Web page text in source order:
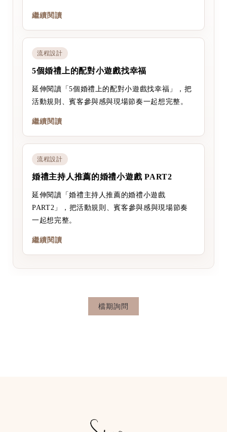
繼續閱讀
流程設計
5個婚禮上的配對小遊戲找幸福
延伸閱讀「5個婚禮上的配對小遊戲找幸福」，把
活動規則、賓客參與感與現場節奏一起想完整。
繼續閱讀
流程設計
婚禮主持人推薦的婚禮小遊戲 PART2
延伸閱讀「婚禮主持人推薦的婚禮小遊戲
PART2」，把活動規則、賓客參與感與現場節奏
一起想完整。
繼續閱讀
檔期詢問